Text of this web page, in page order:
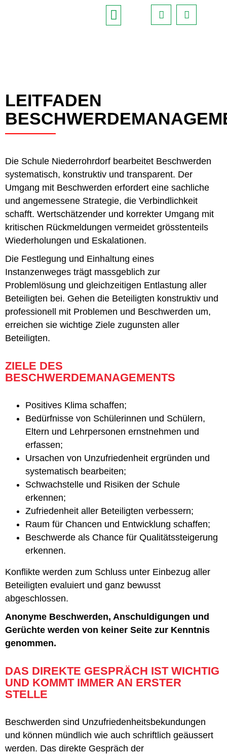
LEITFADEN
Die Schule Niederrohrdorf bearbeitet Beschwerden
systematisch, konstruktiv und transparent. Der
Umgang mit Beschwerden erfordert eine sachliche
und angemessene Strategie, die Verbindlichkeit
schafft. Wertschätzender und korrekter Umgang mit
kritischen Rückmeldungen vermeidet grösstenteils
Wiederholungen und Eskalationen.
Die Festlegung und Einhaltung eines
Instanzenweges trägt massgeblich zur
Problemlösung und gleichzeitigen Entlastung aller
Beteiligten bei. Gehen die Beteiligten konstruktiv und
professionell mit Problemen und Beschwerden um,
erreichen sie wichtige Ziele zugunsten aller
Beteiligten.
ZIELE DES
BESCHWERDEMANAGEMENTS
Positives Klima schaffen;
Bedürfnisse von Schülerinnen und Schülern,
Eltern und Lehrpersonen ernstnehmen und
erfassen;
Ursachen von Unzufriedenheit ergründen und
systematisch bearbeiten;
Schwachstelle und Risiken der Schule
erkennen;
Zufriedenheit aller Beteiligten verbessern;
Raum für Chancen und Entwicklung schaffen;
Beschwerde als Chance für Qualitätssteigerung
erkennen.
Konflikte werden zum Schluss unter Einbezug aller
Beteiligten evaluiert und ganz bewusst
abgeschlossen.
Anonyme Beschwerden, Anschuldigungen und
Gerüchte werden von keiner Seite zur Kenntnis
genommen.
DAS DIREKTE GESPRÄCH IST WICHTIG
UND KOMMT IMMER AN ERSTER
STELLE
Beschwerden sind Unzufriedenheitsbekundungen
und können mündlich wie auch schriftlich geäussert
werden. Das direkte Gespräch der